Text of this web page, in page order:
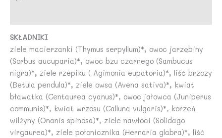
SKŁADNIKI
ziele macierzanki (Thymus serpyllum)*, owoc jarzębiny
(Sorbus aucuparia)*, owoc bzu czarnego (Sambucus
nigra)*, ziele rzepiku ( Agimonia eupatoria)*, liść brzozy
(Betula pendula)*, ziele owsa (Avena sativa)*, kwiat
bławatka (Centaurea cyanus)*, owoc jałowca (Juniperus
communis)*, kwiat wrzosu (Calluna vulgaris)*, korzeń
wilżyny (Onanis spinosa)*, ziele nawłoci (Solidago
virgaurea)*, ziele połonicznika (Hernaria glabra)*, liść